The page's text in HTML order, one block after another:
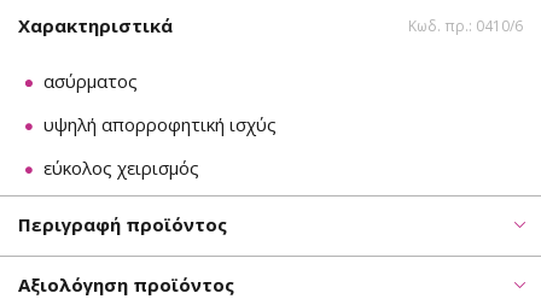
Χαρακτηριστικά Κωδ. πρ.: 0410/6
ασύρματος
υψηλή απορροφητική ισχύς
εύκολος χειρισμός
Περιγραφή προϊόντος
Αξιολόγηση προϊόντος